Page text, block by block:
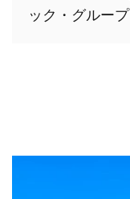
ック・グループ